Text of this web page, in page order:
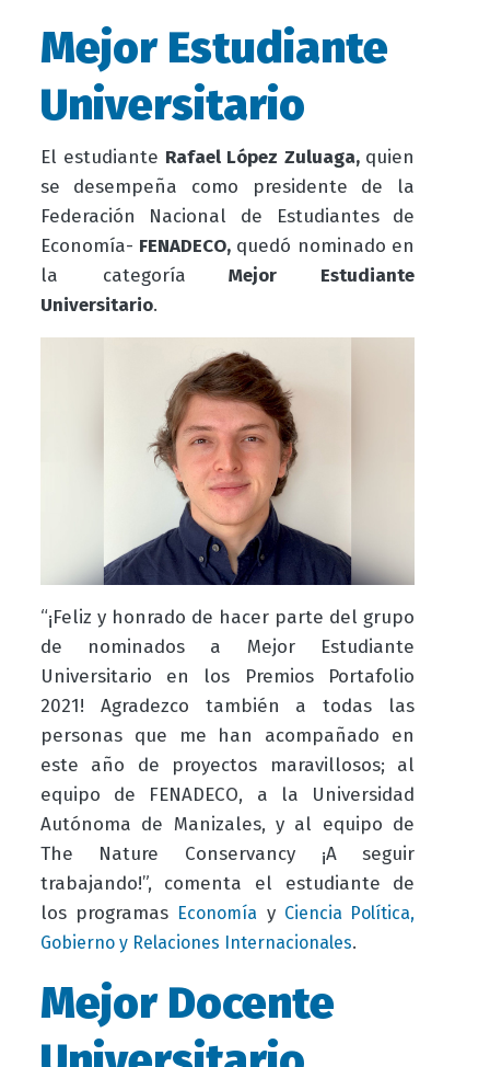
Mejor Estudiante
Universitario
El estudiante Rafael López Zuluaga, quien
se desempeña como
presidente de la
Federación Nacional de Estudiantes de
Economía- FENADECO, quedó nominado en
la categoría
Mejor Estudiante
Universitario.
“¡Feliz y honrado de hacer parte del grupo
de nominados a Mejor Estudiante
Universitario en los Premios Portafolio
2021! Agradezco también a todas las
personas que me han acompañado en
este año de proyectos maravillosos; al
equipo de FENADECO, a la Universidad
Autónoma de Manizales, y al equipo de
The Nature Conservancy ¡A seguir
trabajando!”, comenta el estudiante de
los programas Economía y Ciencia Política,
Gobierno y Relaciones Internacionales.
Mejor Docente